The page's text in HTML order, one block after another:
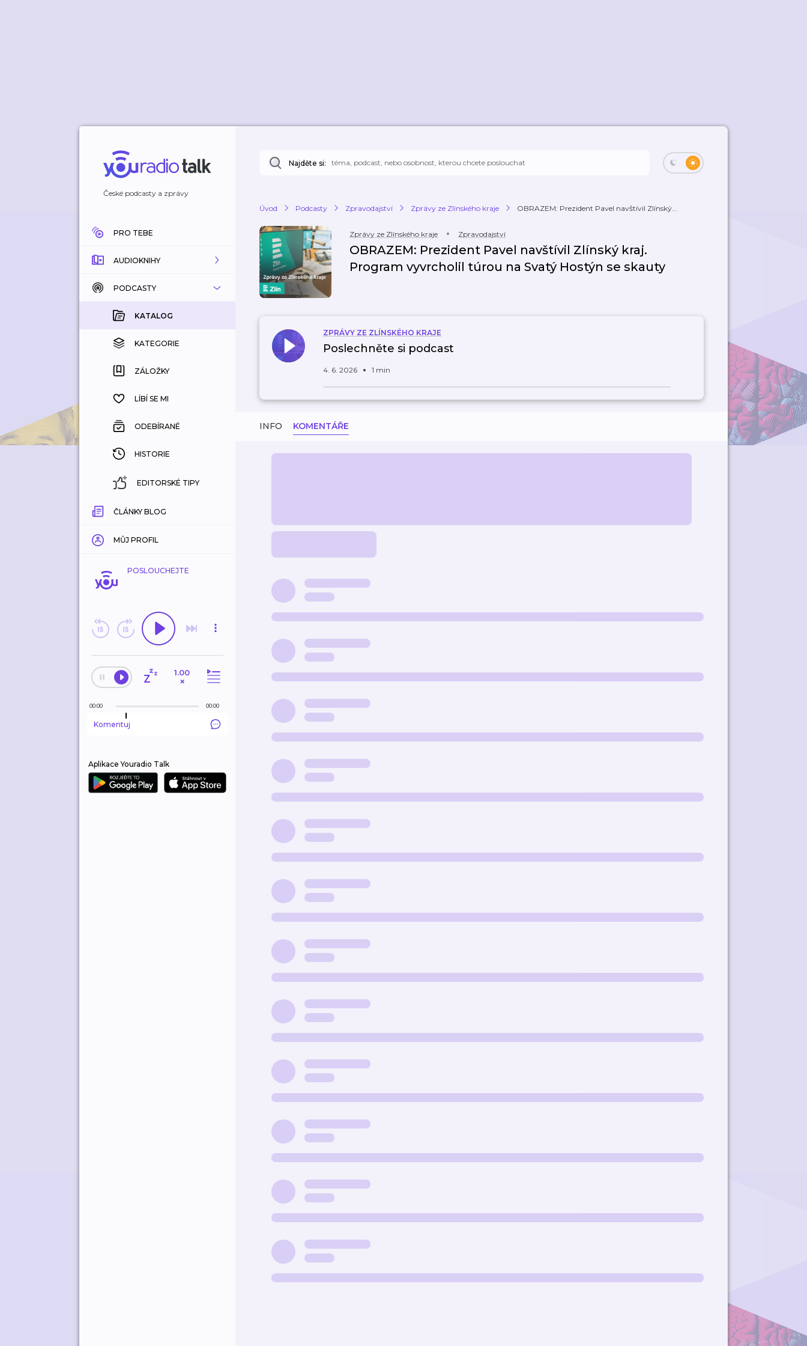
České podcasty a zprávy
PRO TEBE
AUDIOKNIHY
KATALOG
KOUPENÉ
KATEGORIE
ZÁLOŽKY
HISTORIE
PODCASTY
KATALOG
KATEGORIE
ZÁLOŽKY
LÍBÍ SE MI
ODEBÍRANÉ
HISTORIE
EDITORSKÉ TIPY
ČLÁNKY BLOG
MŮJ PROFIL
POSLOUCHEJTE
1.00
×
00:00 00:00
Komentuj
Aplikace Youradio Talk
Najděte si:
Úvod Podcasty Zpravodajství Zprávy ze Zlínského kraje OBRAZEM: Prezident Pavel navštívil Zlínský...
Zprávy ze Zlínského kraje Zpravodajství
OBRAZEM: Prezident Pavel navštívil Zlínský kraj.
Program vyvrcholil túrou na Svatý Hostýn se skauty
ZPRÁVY ZE ZLÍNSKÉHO KRAJE
Poslechněte si podcast
4. 6. 2026 1 min
INFO KOMENTÁŘE